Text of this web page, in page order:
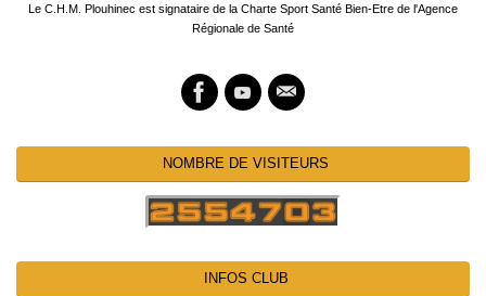
Le C.H.M. Plouhinec est signataire de la Charte Sport Santé Bien-Etre de l'Agence
Régionale de Santé
NOMBRE DE VISITEURS
INFOS CLUB